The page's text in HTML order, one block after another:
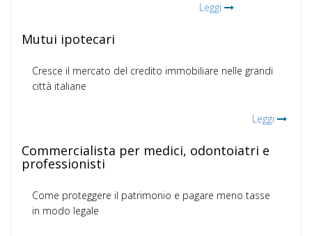
Leggi
Mutui ipotecari
Cresce il mercato del credito immobiliare nelle grandi
città italiane
Leggi
Commercialista per medici, odontoiatri e
professionisti
Come proteggere il patrimonio e pagare meno tasse
in modo legale